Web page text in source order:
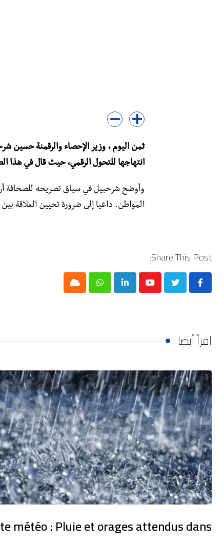
ثمن اليوم ، وزير الإحصاء والرقمنة حسين
انتهاجها للتحول الرقمي، حيث قال في هذا
وأوضح شرحبيل في سياق تصريحه للصحافة أن
المواطن. داعيا إلى ضرورة تحيين العلاقة
Share This Post:
Youtube
LinkedIn
Whatsapp
Cloud
إقرأ أيضا
météo : Pluie et orages attendus dans